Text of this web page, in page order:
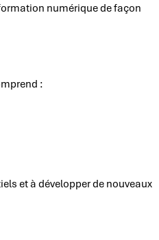
numérique de façon
:
et à développer de nouveaux